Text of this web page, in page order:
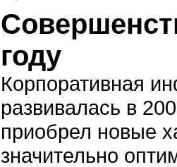
году
Корпоративная
развивалась в
приобрел новые
значительно